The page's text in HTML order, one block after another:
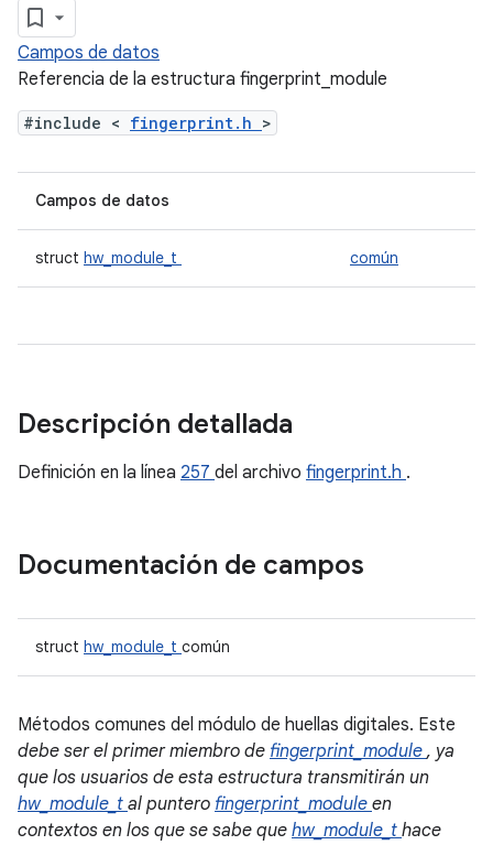
Campos de datos
Referencia de la estructura fingerprint_module
#include < fingerprint.h >
Campos de datos
struct hw_module_t común
Descripción detallada
Definición en la línea 257 del archivo fingerprint.h .
Documentación de campos
struct hw_module_t común
Métodos comunes del módulo de huellas digitales. Este
debe ser el primer miembro de fingerprint_module, ya
que los usuarios de esta estructura transmitirán un
hw_module_t al puntero fingerprint_module en
contextos en los que se sabe que hw_module_t hace